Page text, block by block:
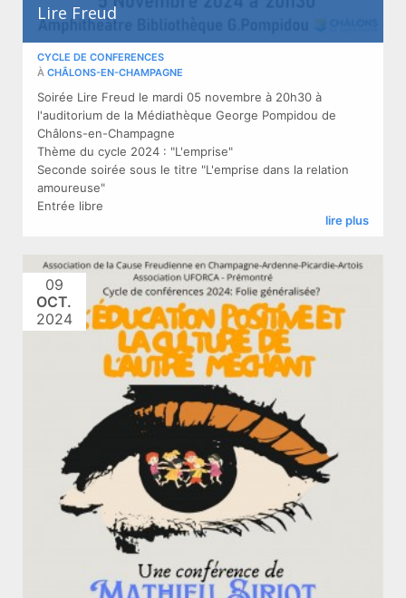
Lire Freud
CYCLE DE CONFERENCES
À CHÂLONS-EN-CHAMPAGNE
Soirée Lire Freud le mardi 05 novembre à 20h30 à
l'auditorium de la Médiathèque George Pompidou de
Châlons-en-Champagne
Thème du cycle 2024 : "L'emprise"
Seconde soirée sous le titre "L'emprise dans la relation
amoureuse"
Entrée libre
lire plus
09
OCT.
2024